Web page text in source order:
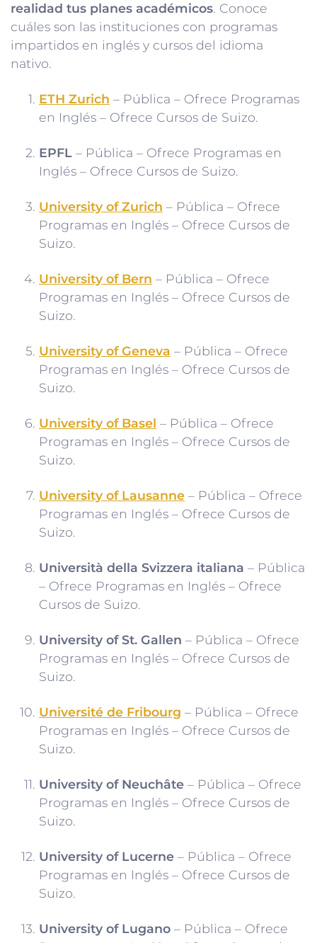
realidad tus planes académicos. Conoce
cuáles son las instituciones con programas
impartidos en inglés y cursos del idioma
nativo.
ETH Zurich – Pública – Ofrece Programas
en Inglés – Ofrece Cursos de Suizo.
EPFL – Pública – Ofrece Programas en
Inglés – Ofrece Cursos de Suizo.
University of Zurich – Pública – Ofrece
Programas en Inglés – Ofrece Cursos de
Suizo.
University of Bern – Pública – Ofrece
Programas en Inglés – Ofrece Cursos de
Suizo.
University of Geneva – Pública – Ofrece
Programas en Inglés – Ofrece Cursos de
Suizo.
University of Basel – Pública – Ofrece
Programas en Inglés – Ofrece Cursos de
Suizo.
University of Lausanne – Pública – Ofrece
Programas en Inglés – Ofrece Cursos de
Suizo.
Università della Svizzera italiana – Pública
– Ofrece Programas en Inglés – Ofrece
Cursos de Suizo.
University of St. Gallen – Pública – Ofrece
Programas en Inglés – Ofrece Cursos de
Suizo.
Université de Fribourg – Pública – Ofrece
Programas en Inglés – Ofrece Cursos de
Suizo.
University of Neuchâte – Pública – Ofrece
Programas en Inglés – Ofrece Cursos de
Suizo.
University of Lucerne – Pública – Ofrece
Programas en Inglés – Ofrece Cursos de
Suizo.
University of Lugano – Pública – Ofrece